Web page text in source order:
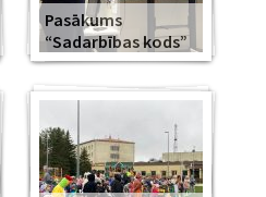
Pasākums
“Sadarbības kods”